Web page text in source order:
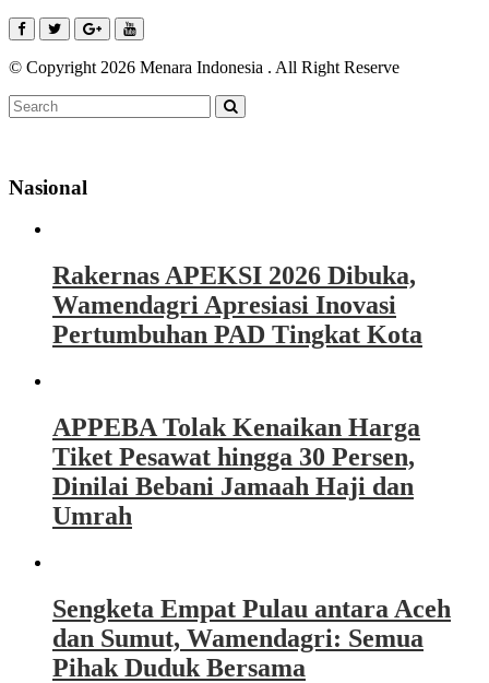
© Copyright 2026 Menara Indonesia . All Right Reserve
Nasional
Rakernas APEKSI 2026 Dibuka,
Wamendagri Apresiasi Inovasi
Pertumbuhan PAD Tingkat Kota
APPEBA Tolak Kenaikan Harga
Tiket Pesawat hingga 30 Persen,
Dinilai Bebani Jamaah Haji dan
Umrah
Sengketa Empat Pulau antara Aceh
dan Sumut, Wamendagri: Semua
Pihak Duduk Bersama